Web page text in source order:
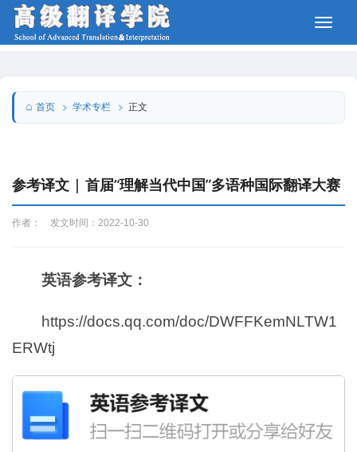
首页 学术专栏 正文
参考译文 | 首届“理解当代中国”多语种国际翻译大赛
作者： 发文时间：2022-10-30
英语参考译文：
https://docs.qq.com/doc/DWFFKemNLTW1
ERWtj